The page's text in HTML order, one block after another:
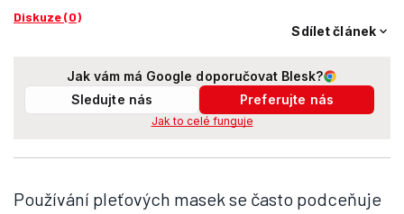
Diskuze (0)
Sdílet článek
Jak vám má Google doporučovat Blesk?
Sledujte nás
Preferujte nás
Jak to celé funguje
Používání pleťových masek se často podceňuje